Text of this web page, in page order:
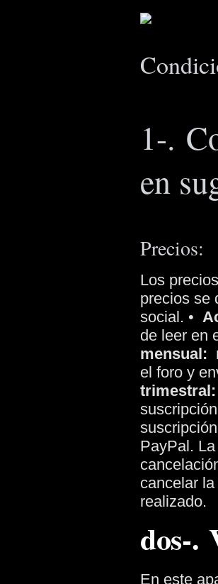
1-.
en
Precios:
Los
precios se
social. •
de leer en
mensual:
el foro y
trimestral:
PayPal.
cancelar
realizado.
dos-.
En este